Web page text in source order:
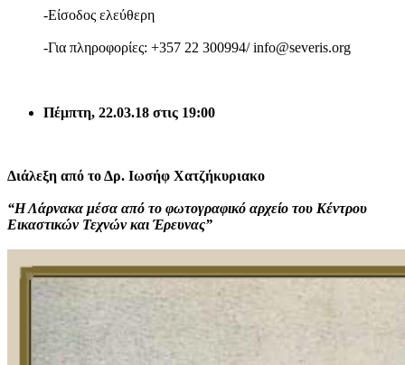
-Είσοδος ελεύθερη
-Για πληροφορίες: +357 22 300994/ info@severis.org
Πέμπτη, 22.03.18 στις 19:00
Διάλεξη από το Δρ. Ιωσήφ Χατζήκυριακο
“Η Λάρνακα μέσα από το φωτογραφικό αρχείο του Κέντρου
Εικαστικών Τεχνών και Έρευνας”